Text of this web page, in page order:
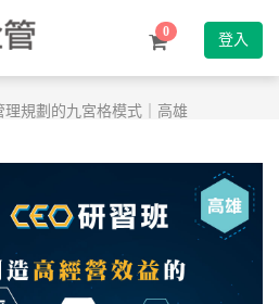
0 登入
規劃的九宮格模式｜高雄